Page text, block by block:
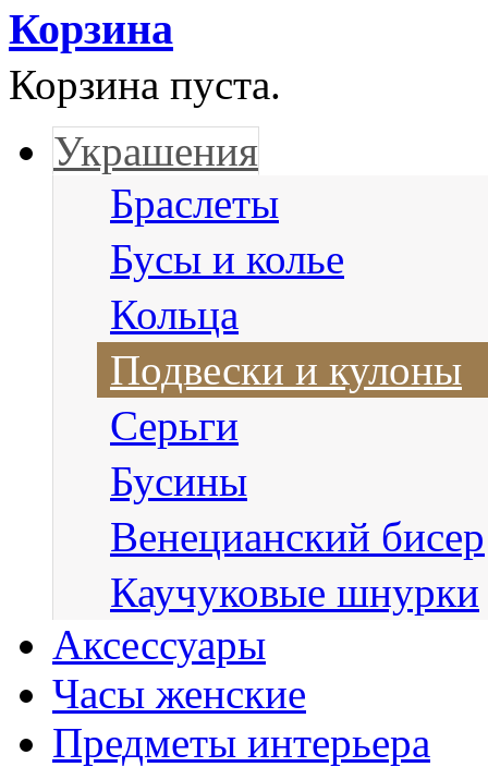
Корзина
Корзина пуста.
Украшения
Браслеты
Бусы и колье
Кольца
Подвески и кулоны
Серьги
Бусины
Венецианский бисер
Каучуковые шнурки
Аксессуары
Часы женские
Предметы интерьера